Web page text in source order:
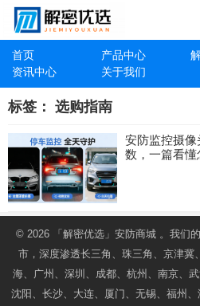
首页 产品中心
资讯中心
关于我们
标签： 选购指南
安防监控摄
数，一篇看懂
© 2026 「解密优选」安防商城。我们
市，深度渗透长三角、珠三角、京津冀
海、广州、深圳、成都、杭州、南京、
沈阳、长沙、大连、厦门、无锡、福州